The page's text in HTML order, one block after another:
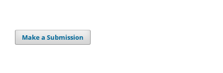
Make a Submission